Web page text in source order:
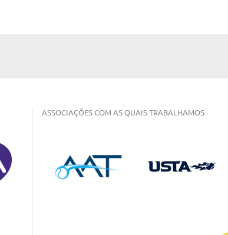
ASSOCIAÇÕES COM AS QUAIS TRABALHAMOS